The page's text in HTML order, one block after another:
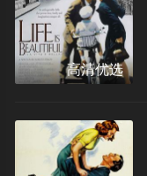
高清优选